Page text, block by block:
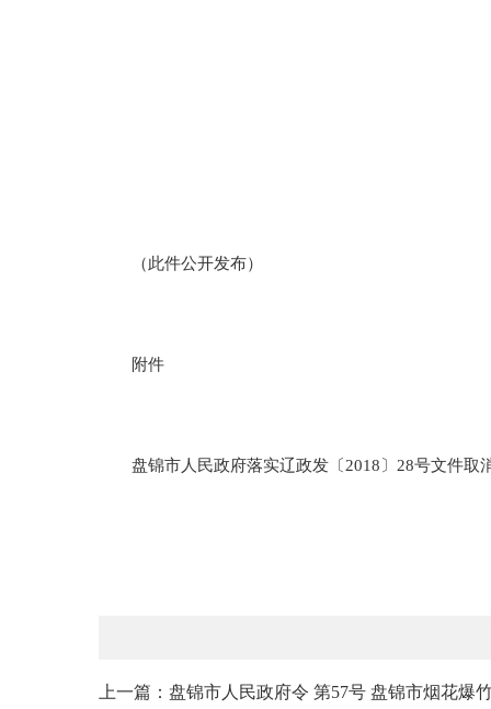
（此件公开发布）
附件
盘锦市人民政府落实辽政发〔2018〕28号文件取
上一篇：盘锦市人民政府令 第57号 盘锦市烟花爆